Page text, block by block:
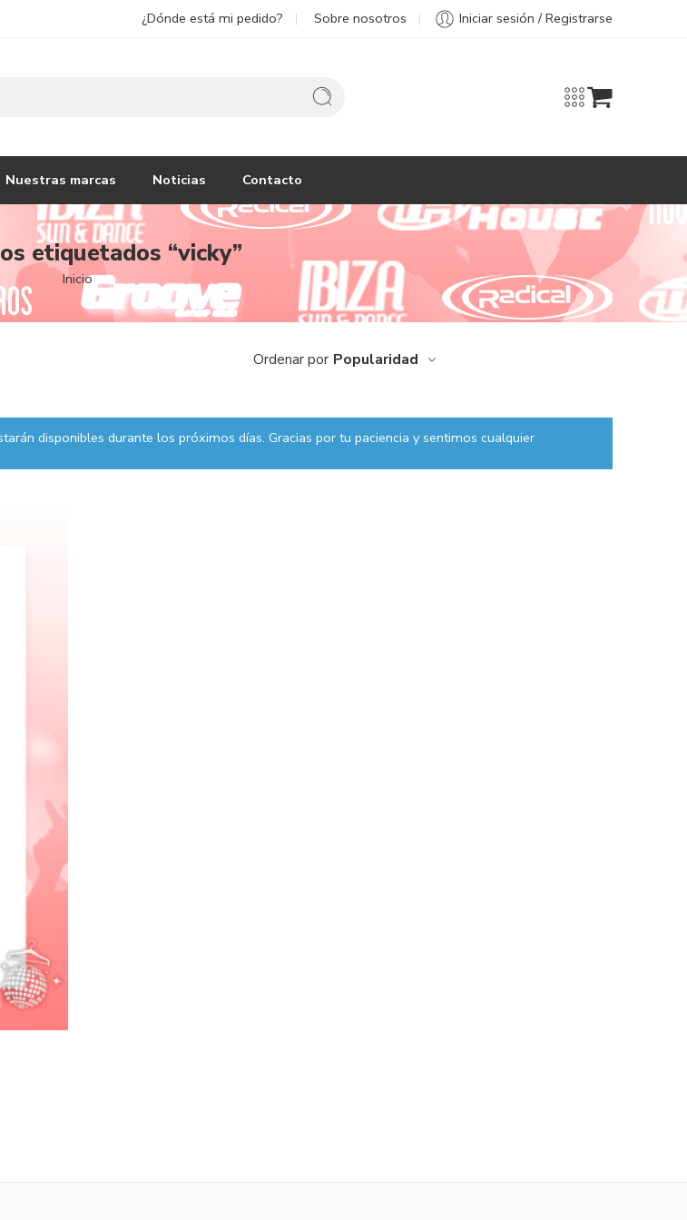
¿Dónde está mi pedido? Sobre nosotros Iniciar sesión / Registrarse
Nuestras marcas Noticias Contacto
etiquetados “vicky”
Inicio
Ordenar por Popularidad
disponibles durante los próximos días. Gracias por tu paciencia y sentimos cualquier